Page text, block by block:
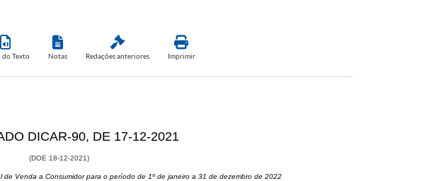
Texto Notas Redações anteriores Imprimir
DICAR-90, DE 17-12-2021
(DOE 18-12-2021)
de Venda a Consumidor para o período de 1º de janeiro a 31 de dezembro de 2022